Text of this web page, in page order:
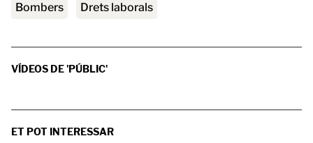
Bombers Drets laborals
VÍDEOS DE 'PÚBLIC'
ET POT INTERESSAR